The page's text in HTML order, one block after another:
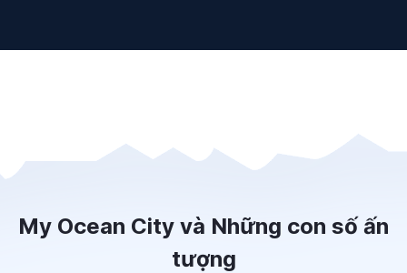
My Ocean City và Những con số ấn
tượng